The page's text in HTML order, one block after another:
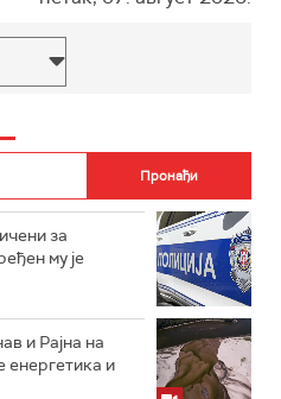
за
му је
и Рајна на
енергетика и